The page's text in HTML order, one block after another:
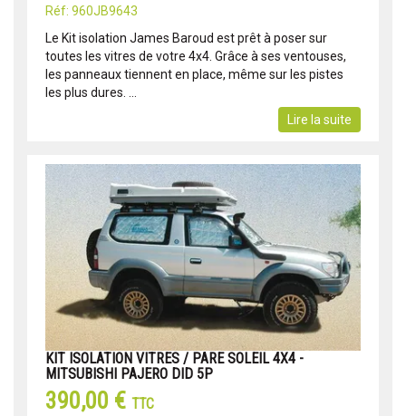
Réf: 960JB9643
Le Kit isolation James Baroud est prêt à poser sur
toutes les vitres de votre 4x4. Grâce à ses ventouses,
les panneaux tiennent en place, même sur les pistes
les plus dures. ...
Lire la suite
KIT ISOLATION VITRES / PARE SOLEIL 4X4 -
MITSUBISHI PAJERO DID 5P
390,00 € TTC